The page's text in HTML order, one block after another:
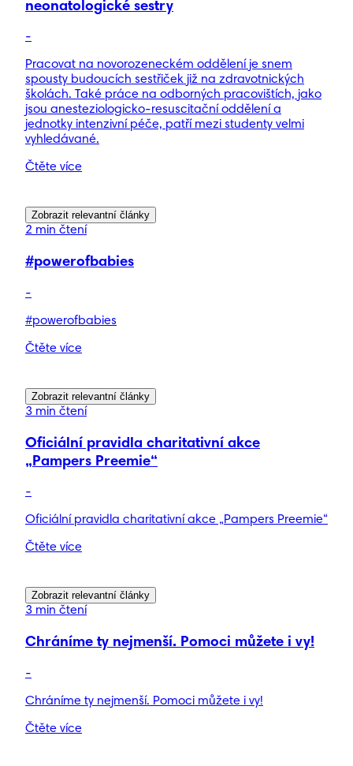
neonatologické sestry
-
Pracovat na novorozeneckém oddělení je snem
spousty budoucích sestřiček již na zdravotnických
školách. Také práce na odborných pracovištích, jako
jsou anesteziologicko-resuscitační oddělení a
jednotky intenzivní péče, patří mezi studenty velmi
vyhledávané.
Čtěte více
Zobrazit relevantní články
2 min čtení
#powerofbabies
-
#powerofbabies
Čtěte více
Zobrazit relevantní články
3 min čtení
Oficiální pravidla charitativní akce
„Pampers Preemie“
-
Oficiální pravidla charitativní akce „Pampers Preemie“
Čtěte více
Zobrazit relevantní články
3 min čtení
Chráníme ty nejmenší. Pomoci můžete i vy!
-
Chráníme ty nejmenší. Pomoci můžete i vy!
Čtěte více